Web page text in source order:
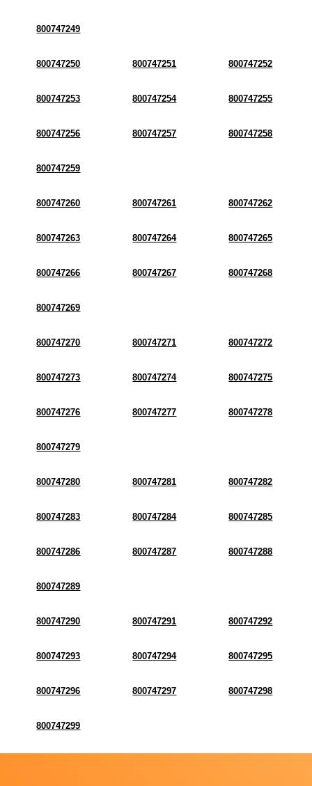
800747249
800747250 800747251 800747252
800747253 800747254 800747255
800747256 800747257 800747258
800747259
800747260 800747261 800747262
800747263 800747264 800747265
800747266 800747267 800747268
800747269
800747270 800747271 800747272
800747273 800747274 800747275
800747276 800747277 800747278
800747279
800747280 800747281 800747282
800747283 800747284 800747285
800747286 800747287 800747288
800747289
800747290 800747291 800747292
800747293 800747294 800747295
800747296 800747297 800747298
800747299